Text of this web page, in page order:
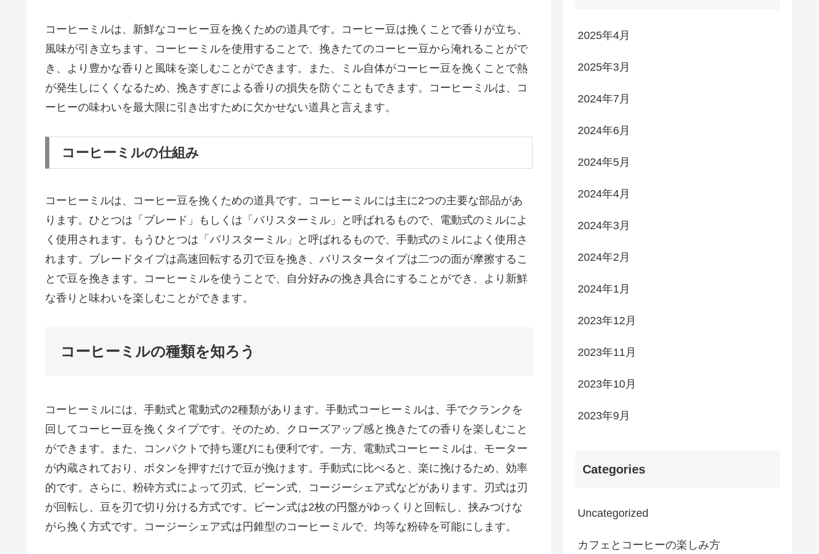
コーヒーミルは、新鮮なコーヒー豆を挽くための道具です。コーヒー豆は挽くことで香りが立ち、
風味が引き立ちます。コーヒーミルを使用することで、挽きたてのコーヒー豆から淹れることがで
き、より豊かな香りと風味を楽しむことができます。また、ミル自体がコーヒー豆を挽くことで熱
が発生しにくくなるため、挽きすぎによる香りの損失を防ぐこともできます。コーヒーミルは、コ
ーヒーの味わいを最大限に引き出すために欠かせない道具と言えます。
コーヒーミルの仕組み
コーヒーミルは、コーヒー豆を挽くための道具です。コーヒーミルには主に2つの主要な部品があ
ります。ひとつは「ブレード」もしくは「バリスターミル」と呼ばれるもので、電動式のミルによ
く使用されます。もうひとつは「バリスターミル」と呼ばれるもので、手動式のミルによく使用さ
れます。ブレードタイプは高速回転する刃で豆を挽き、バリスタータイプは二つの面が摩擦するこ
とで豆を挽きます。コーヒーミルを使うことで、自分好みの挽き具合にすることができ、より新鮮
な香りと味わいを楽しむことができます。
コーヒーミルの種類を知ろう
コーヒーミルには、手動式と電動式の2種類があります。手動式コーヒーミルは、手でクランクを
回してコーヒー豆を挽くタイプです。そのため、クローズアップ感と挽きたての香りを楽しむこと
ができます。また、コンパクトで持ち運びにも便利です。一方、電動式コーヒーミルは、モーター
が内蔵されており、ボタンを押すだけで豆が挽けます。手動式に比べると、楽に挽けるため、効率
的です。さらに、粉砕方式によって刃式、ビーン式、コージーシェア式などがあります。刃式は刃
が回転し、豆を刃で切り分ける方式です。ビーン式は2枚の円盤がゆっくりと回転し、挟みつけな
がら挽く方式です。コージーシェア式は円錐型のコーヒーミルで、均等な粉砕を可能にします。
2025年4月
2025年3月
2024年7月
2024年6月
2024年5月
2024年4月
2024年3月
2024年2月
2024年1月
2023年12月
2023年11月
2023年10月
2023年9月
Categories
Uncategorized
カフェとコーヒーの楽しみ方